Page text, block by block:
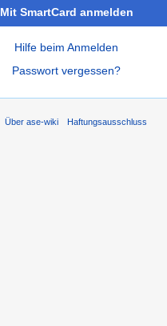
Mit SmartCard anmelden
Hilfe beim Anmelden
Passwort vergessen?
Über ase-wiki Haftungsausschluss